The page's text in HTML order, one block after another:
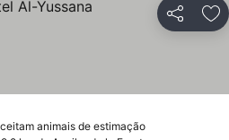
Partilhar
animais de estimaçãoVer preços